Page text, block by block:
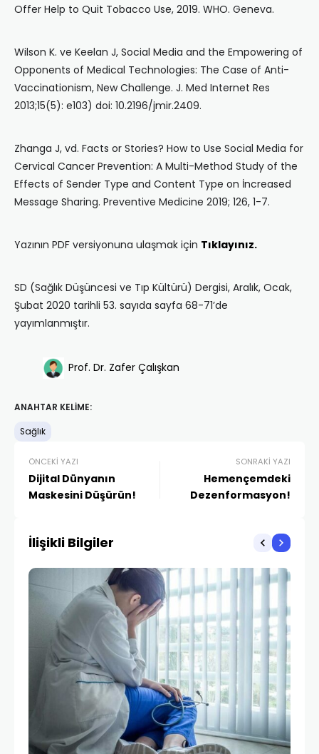
Offer Help to Quit Tobacco Use, 2019. WHO. Geneva.
Wilson K. ve Keelan J, Social Media and the Empowering of
Opponents of Medical Technologies: The Case of Anti-
Vaccinationism, New Challenge. J. Med Internet Res
2013;15(5): e103) doi: 10.2196/jmir.2409.
Zhanga J, vd. Facts or Stories? How to Use Social Media for
Cervical Cancer Prevention: A Multi-Method Study of the
Effects of Sender Type and Content Type on İncreased
Message Sharing. Preventive Medicine 2019; 126, 1-7.
Yazının PDF versiyonuna ulaşmak için Tıklayınız.
SD (Sağlık Düşüncesi ve Tıp Kültürü) Dergisi, Aralık, Ocak,
Şubat 2020 tarihli 53. sayıda sayfa 68-71’de
yayımlanmıştır.
Prof. Dr. Zafer Çalışkan
ANAHTAR KELIME:
Sağlık
ÖNCEKI YAZI
Dijital Dünyanın
Maskesini Düşürün!
SONRAKI YAZI
Hemençemdeki
Dezenformasyon!
İlişikli Bilgiler